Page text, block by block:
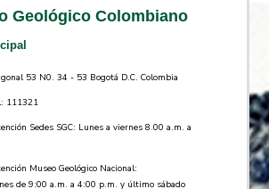
Geológico Colombiano
53 N0. 34 - 53 Bogotá D.C. Colombia
111321
Sedes SGC: Lunes a viernes 8.00 a.m. a
Museo Geológico Nacional:
de 9:00 a.m. a 4:00 p.m. y último sábado